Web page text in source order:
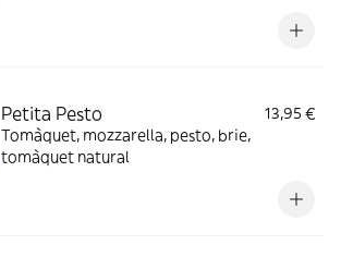
Petita Pesto
13,95 €
Tomàquet, mozzarella, pesto, brie,
tomàquet natural